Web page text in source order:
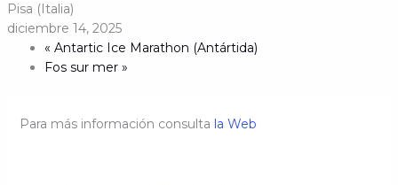
Pisa (Italia)
diciembre 14, 2025
« Antartic Ice Marathon (Antártida)
Fos sur mer »
Para más información consulta la Web